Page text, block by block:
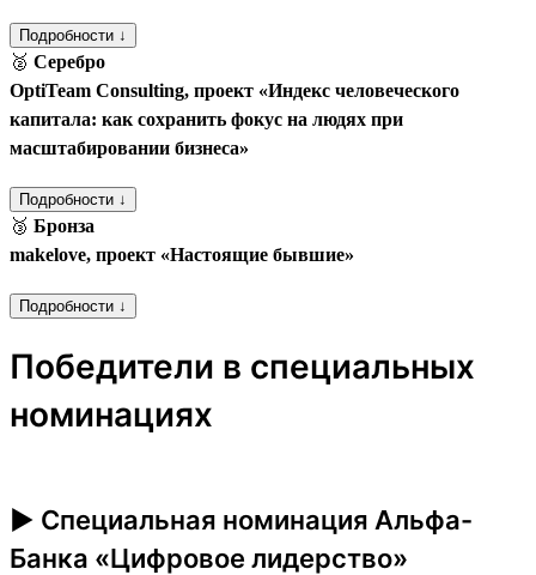
Подробности ↓
🥈 Серебро
OptiTeam Consulting, проект «Индекс человеческого
капитала: как сохранить фокус на людях при
масштабировании бизнеса»
Подробности ↓
🥉 Бронза
makelove, проект «Настоящие бывшие»
Подробности ↓
Победители в специальных
номинациях
► Специальная номинация Альфа-
Банка «Цифровое лидерство»